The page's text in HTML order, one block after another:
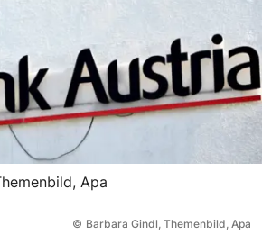
Apa
© Barbara Gindl, Themenbild, Apa